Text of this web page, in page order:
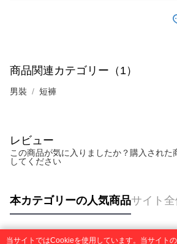
商品関連カテゴリー（1）
男裝 短褲
レビュー
この商品が気に入りましたか？購入された
してください
本カテゴリーの人気商品サイト
当サイトではCookieを使用しています。当サイト